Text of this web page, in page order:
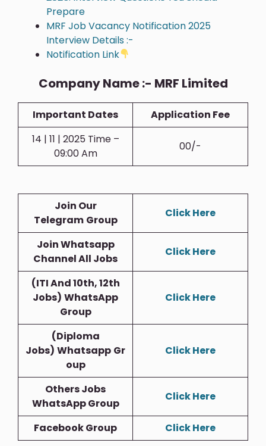
Prepare
MRF Job Vacancy Notification 2025
Interview Details :-
Notification Link
Company Name :- MRF Limited
Important Dates
Application Fee
14 | 11 | 2025 Time –
09:00 Am
00/-
Join Our
Telegram Group
Click Here
Join Whatsapp
Channel All Jobs
Click Here
(ITI And 10th, 12th
Jobs) WhatsApp
Group
Click Here
(Diploma
Jobs) Whatsapp Gr
Oup
Click Here
Others Jobs
WhatsApp Group
Click Here
Facebook Group Click Here